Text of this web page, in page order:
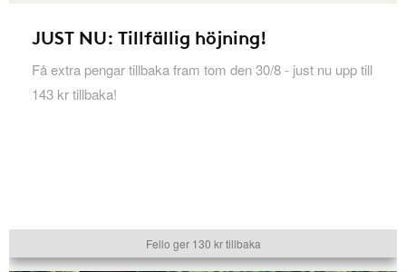
JUST NU: Tillfällig höjning!
Få extra pengar tillbaka fram tom den 30/8 - just nu upp till
143 kr tillbaka!
Fello ger 130 kr tillbaka